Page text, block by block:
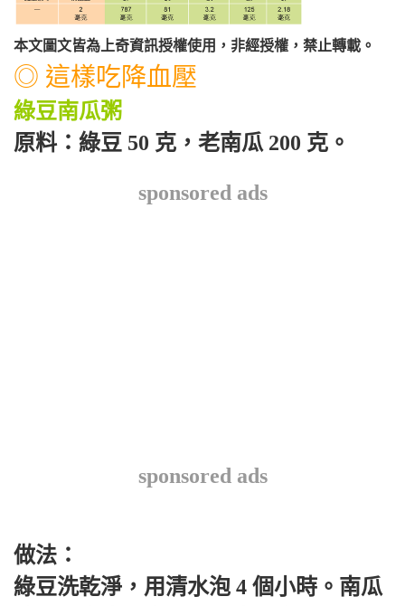
本文圖文皆為上奇資訊授權使用，非經授權，禁止轉載。
◎ 這樣吃降血壓
綠豆南瓜粥
原料：綠豆 50 克，老南瓜 200 克。
sponsored ads
sponsored ads
做法：
綠豆洗乾淨，用清水泡 4 個小時。南瓜